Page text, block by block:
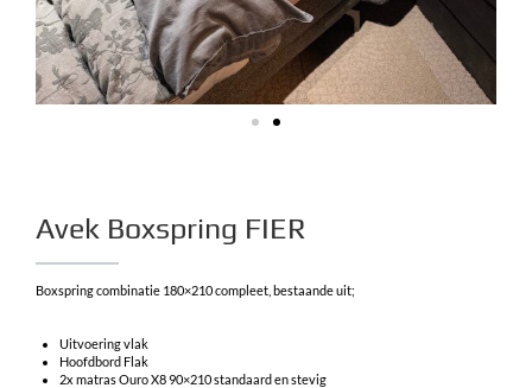
Avek Boxspring FIER
Boxspring combinatie 180×210 compleet, bestaande uit;
Uitvoering vlak
Hoofdbord Flak
2x matras Ouro X8 90×210 standaard en stevig